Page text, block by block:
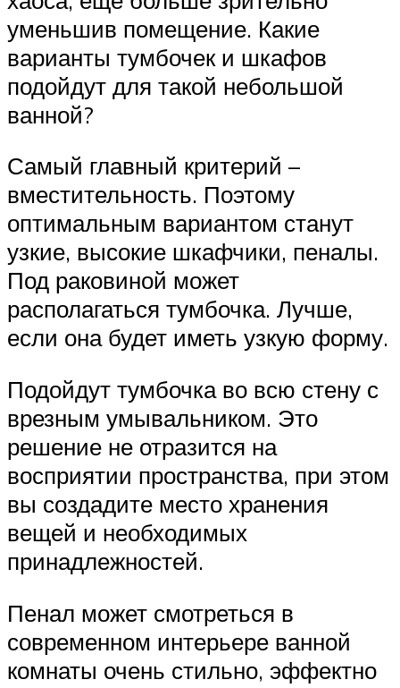
уменьшив помещение. Какие
варианты тумбочек и шкафов
подойдут для такой небольшой
ванной?
Самый главный критерий –
вместительность. Поэтому
оптимальным вариантом станут
узкие, высокие шкафчики, пеналы.
Под раковиной может
располагаться тумбочка. Лучше,
если она будет иметь узкую форму.
Подойдут тумбочка во всю стену с
врезным умывальником. Это
решение не отразится на
восприятии пространства, при этом
вы создадите место хранения
вещей и необходимых
принадлежностей.
Пенал может смотреться в
современном интерьере ванной
комнаты очень стильно, эффектно